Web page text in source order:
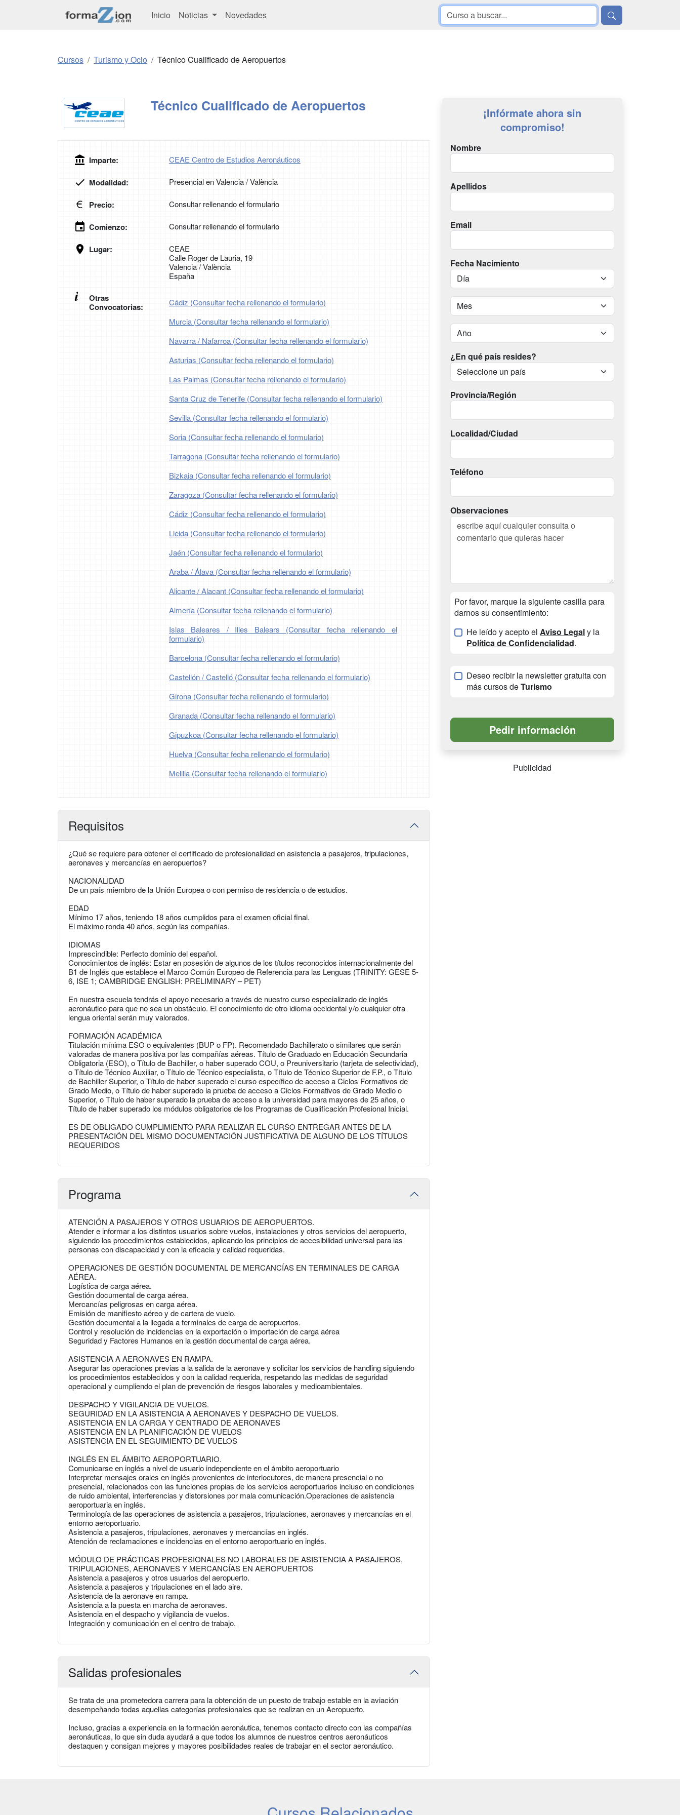
Inicio Noticias Novedades
Cursos Turismo y Ocio Técnico Cualificado de Aeropuertos
Técnico Cualificado de Aeropuertos
Imparte: CEAE Centro de Estudios Aeronáuticos
Modalidad: Presencial en Valencia / València
Precio: Consultar rellenando el formulario
Comienzo: Consultar rellenando el formulario
Lugar:
CEAE
Calle Roger de Lauria, 19
Valencia / València
España
Otras
Convocatorias:
Cádiz (Consultar fecha rellenando el formulario)
Murcia (Consultar fecha rellenando el formulario)
Navarra / Nafarroa (Consultar fecha rellenando el formulario)
Asturias (Consultar fecha rellenando el formulario)
Las Palmas (Consultar fecha rellenando el formulario)
Santa Cruz de Tenerife (Consultar fecha rellenando el formulario)
Sevilla (Consultar fecha rellenando el formulario)
Soria (Consultar fecha rellenando el formulario)
Tarragona (Consultar fecha rellenando el formulario)
Bizkaia (Consultar fecha rellenando el formulario)
Zaragoza (Consultar fecha rellenando el formulario)
Cádiz (Consultar fecha rellenando el formulario)
Lleida (Consultar fecha rellenando el formulario)
Jaén (Consultar fecha rellenando el formulario)
Araba / Álava (Consultar fecha rellenando el formulario)
Alicante / Alacant (Consultar fecha rellenando el formulario)
Almería (Consultar fecha rellenando el formulario)
Islas Baleares / Illes Balears (Consultar fecha rellenando el
formulario)
Barcelona (Consultar fecha rellenando el formulario)
Castellón / Castelló (Consultar fecha rellenando el formulario)
Girona (Consultar fecha rellenando el formulario)
Granada (Consultar fecha rellenando el formulario)
Gipuzkoa (Consultar fecha rellenando el formulario)
Huelva (Consultar fecha rellenando el formulario)
Melilla (Consultar fecha rellenando el formulario)
Requisitos
¿Qué se requiere para obtener el certificado de profesionalidad en asistencia a pasajeros, tripulaciones,
aeronaves y mercancías en aeropuertos?
NACIONALIDAD
De un país miembro de la Unión Europea o con permiso de residencia o de estudios.
EDAD
Mínimo 17 años, teniendo 18 años cumplidos para el examen oficial final.
El máximo ronda 40 años, según las compañías.
IDIOMAS
Imprescindible: Perfecto dominio del español.
Conocimientos de inglés: Estar en posesión de algunos de los títulos reconocidos internacionalmente del
B1 de Inglés que establece el Marco Común Europeo de Referencia para las Lenguas (TRINITY: GESE 5-
6, ISE 1; CAMBRIDGE ENGLISH: PRELIMINARY – PET)
En nuestra escuela tendrás el apoyo necesario a través de nuestro curso especializado de inglés
aeronáutico para que no sea un obstáculo. El conocimiento de otro idioma occidental y/o cualquier otra
lengua oriental serán muy valorados.
FORMACIÓN ACADÉMICA
Titulación mínima ESO o equivalentes (BUP o FP). Recomendado Bachillerato o similares que serán
valoradas de manera positiva por las compañías aéreas. Título de Graduado en Educación Secundaria
Obligatoria (ESO), o Título de Bachiller, o haber superado COU, o Preuniversitario (tarjeta de selectividad),
o Título de Técnico Auxiliar, o Título de Técnico especialista, o Título de Técnico Superior de F.P., o Título
de Bachiller Superior, o Título de haber superado el curso específico de acceso a Ciclos Formativos de
Grado Medio, o Título de haber superado la prueba de acceso a Ciclos Formativos de Grado Medio o
Superior, o Título de haber superado la prueba de acceso a la universidad para mayores de 25 años, o
Título de haber superado los módulos obligatorios de los Programas de Cualificación Profesional Inicial.
ES DE OBLIGADO CUMPLIMIENTO PARA REALIZAR EL CURSO ENTREGAR ANTES DE LA
PRESENTACIÓN DEL MISMO DOCUMENTACIÓN JUSTIFICATIVA DE ALGUNO DE LOS TÍTULOS
REQUERIDOS
Programa
ATENCIÓN A PASAJEROS Y OTROS USUARIOS DE AEROPUERTOS.
Atender e informar a los distintos usuarios sobre vuelos, instalaciones y otros servicios del aeropuerto,
siguiendo los procedimientos establecidos, aplicando los principios de accesibilidad universal para las
personas con discapacidad y con la eficacia y calidad requeridas.
OPERACIONES DE GESTIÓN DOCUMENTAL DE MERCANCÍAS EN TERMINALES DE CARGA
AÉREA.
Logística de carga aérea.
Gestión documental de carga aérea.
Mercancías peligrosas en carga aérea.
Emisión de manifiesto aéreo y de cartera de vuelo.
Gestión documental a la llegada a terminales de carga de aeropuertos.
Control y resolución de incidencias en la exportación o importación de carga aérea
Seguridad y Factores Humanos en la gestión documental de carga aérea.
ASISTENCIA A AERONAVES EN RAMPA.
Asegurar las operaciones previas a la salida de la aeronave y solicitar los servicios de handling siguiendo
los procedimientos establecidos y con la calidad requerida, respetando las medidas de seguridad
operacional y cumpliendo el plan de prevención de riesgos laborales y medioambientales.
DESPACHO Y VIGILANCIA DE VUELOS.
SEGURIDAD EN LA ASISTENCIA A AERONAVES Y DESPACHO DE VUELOS.
ASISTENCIA EN LA CARGA Y CENTRADO DE AERONAVES
ASISTENCIA EN LA PLANIFICACIÓN DE VUELOS
ASISTENCIA EN EL SEGUIMIENTO DE VUELOS
INGLÉS EN EL ÁMBITO AEROPORTUARIO.
Comunicarse en inglés a nivel de usuario independiente en el ámbito aeroportuario
Interpretar mensajes orales en inglés provenientes de interlocutores, de manera presencial o no
presencial, relacionados con las funciones propias de los servicios aeroportuarios incluso en condiciones
de ruido ambiental, interferencias y distorsiones por mala comunicación.Operaciones de asistencia
aeroportuaria en inglés.
Terminología de las operaciones de asistencia a pasajeros, tripulaciones, aeronaves y mercancías en el
entorno aeroportuario.
Asistencia a pasajeros, tripulaciones, aeronaves y mercancías en inglés.
Atención de reclamaciones e incidencias en el entorno aeroportuario en inglés.
MÓDULO DE PRÁCTICAS PROFESIONALES NO LABORALES DE ASISTENCIA A PASAJEROS,
TRIPULACIONES, AERONAVES Y MERCANCÍAS EN AEROPUERTOS
Asistencia a pasajeros y otros usuarios del aeropuerto.
Asistencia a pasajeros y tripulaciones en el lado aire.
Asistencia de la aeronave en rampa.
Asistencia a la puesta en marcha de aeronaves.
Asistencia en el despacho y vigilancia de vuelos.
Integración y comunicación en el centro de trabajo.
Salidas profesionales
Se trata de una prometedora carrera para la obtención de un puesto de trabajo estable en la aviación
desempeñando todas aquellas categorías profesionales que se realizan en un Aeropuerto.
Incluso, gracias a experiencia en la formación aeronáutica, tenemos contacto directo con las compañías
aeronáuticas, lo que sin duda ayudará a que todos los alumnos de nuestros centros aeronáuticos
destaquen y consigan mejores y mayores posibilidades reales de trabajar en el sector aeronáutico.
¡Infórmate ahora sin
compromiso!
Nombre
Apellidos
Email
Fecha Nacimiento
¿En qué país resides?
Provincia/Región
Localidad/Ciudad
Teléfono
Observaciones
Por favor, marque la siguiente casilla para
darnos su consentimiento:
He leído y acepto el Aviso Legaly la
Política de Confidencialidad.
Deseo recibir la newsletter gratuita con
más cursos deTurismo
Publicidad